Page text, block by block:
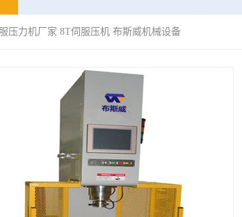
压力机厂家 8T伺服压机 布斯威机械设备